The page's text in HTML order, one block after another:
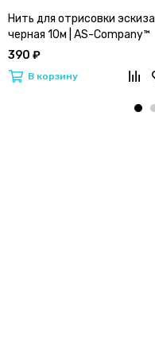
Нить для отрисовки эскиза
черная 10м | AS-Company™
390 ₽
В корзину